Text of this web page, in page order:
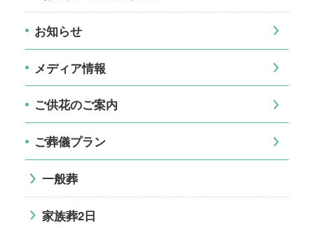
お知らせ
メディア情報
ご供花のご案内
ご葬儀プラン
一般葬
家族葬2日